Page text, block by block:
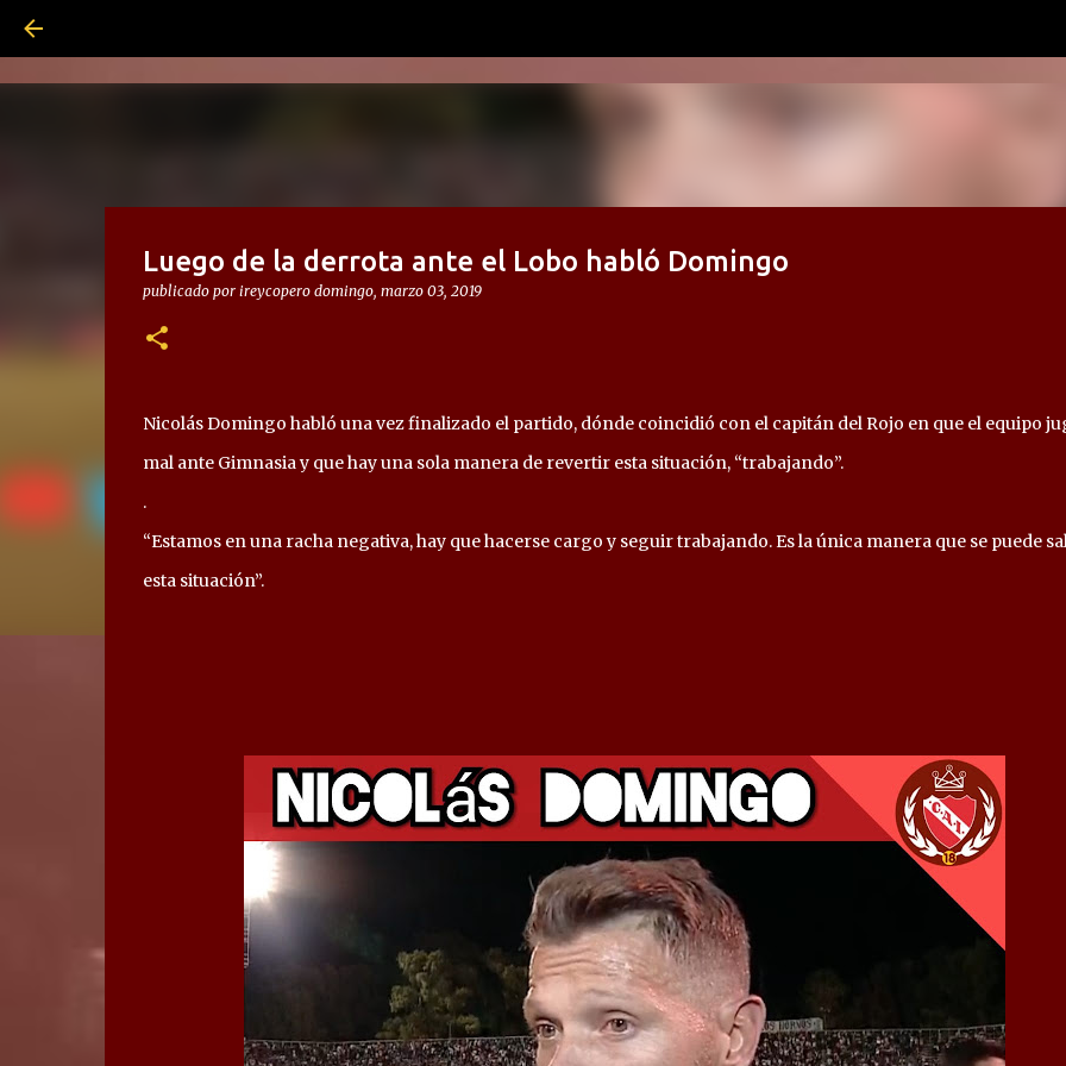
Luego de la derrota ante el Lobo habló Domingo
publicado por ireycopero domingo, marzo 03, 2019
Nicolás Domingo habló una vez finalizado el partido, dónde coincidió con el capitán del Rojo en que el equipo
mal ante Gimnasia y que hay una sola manera de revertir esta situación, “trabajando”.
.
“Estamos en una racha negativa, hay que hacerse cargo y seguir trabajando. Es la única manera que se puede
esta situación”.